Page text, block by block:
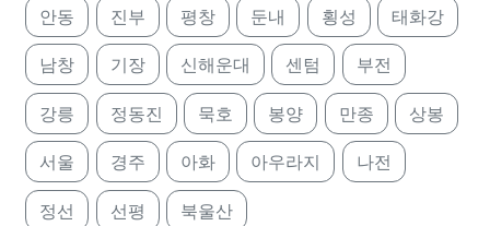
안동 진부 평창 둔내 횡성 태화강
남창 기장 신해운대 센텀 부전
강릉 정동진 묵호 봉양 만종 상봉
서울 경주 아화 아우라지 나전
정선 선평 북울산